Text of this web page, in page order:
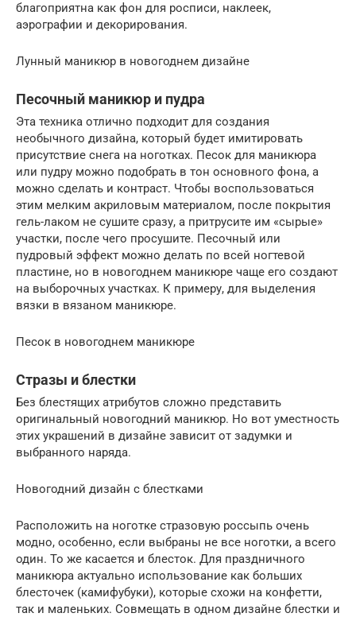
благоприятна как фон для росписи, наклеек,
аэрографии и декорирования.
Лунный маникюр в новогоднем дизайне
Песочный маникюр и пудра
Эта техника отлично подходит для создания
необычного дизайна, который будет имитировать
присутствие снега на ноготках. Песок для маникюра
или пудру можно подобрать в тон основного фона, а
можно сделать и контраст. Чтобы воспользоваться
этим мелким акриловым материалом, после покрытия
гель-лаком не сушите сразу, а притрусите им «сырые»
участки, после чего просушите. Песочный или
пудровый эффект можно делать по всей ногтевой
пластине, но в новогоднем маникюре чаще его создают
на выборочных участках. К примеру, для выделения
вязки в вязаном маникюре.
Песок в новогоднем маникюре
Стразы и блестки
Без блестящих атрибутов сложно представить
оригинальный новогодний маникюр. Но вот уместность
этих украшений в дизайне зависит от задумки и
выбранного наряда.
Новогодний дизайн с блестками
Расположить на ноготке стразовую россыпь очень
модно, особенно, если выбраны не все ноготки, а всего
один. То же касается и блесток. Для праздничного
маникюра актуально использование как больших
блесточек (камифубуки), которые схожи на конфетти,
так и маленьких. Совмещать в одном дизайне блестки и